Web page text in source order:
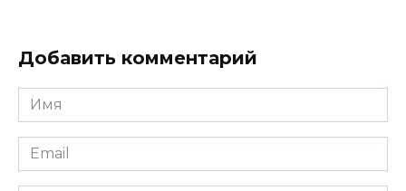
Добавить комментарий
Имя
*
Email
*